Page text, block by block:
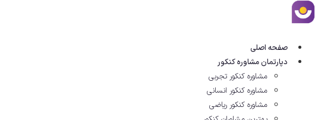
پرش
به
صفحه اصلی
دپارتمان مشاوره کنکور
مشاوره کنکور تجربی
مشاوره کنکور انسانی
مشاوره کنکور ریاضی